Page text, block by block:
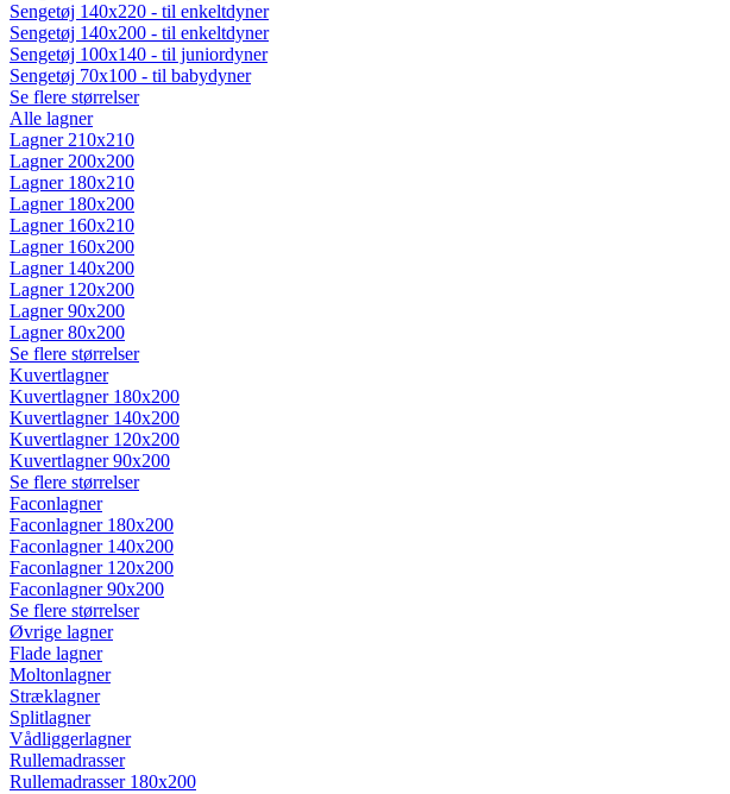
Sengetøj 140x220 - til enkeltdyner
Sengetøj 140x200 - til enkeltdyner
Sengetøj 100x140 - til juniordyner
Sengetøj 70x100 - til babydyner
Se flere størrelser
Alle lagner
Lagner 210x210
Lagner 200x200
Lagner 180x210
Lagner 180x200
Lagner 160x210
Lagner 160x200
Lagner 140x200
Lagner 120x200
Lagner 90x200
Lagner 80x200
Se flere størrelser
Kuvertlagner
Kuvertlagner 180x200
Kuvertlagner 140x200
Kuvertlagner 120x200
Kuvertlagner 90x200
Se flere størrelser
Faconlagner
Faconlagner 180x200
Faconlagner 140x200
Faconlagner 120x200
Faconlagner 90x200
Se flere størrelser
Øvrige lagner
Flade lagner
Moltonlagner
Stræklagner
Splitlagner
Vådliggerlagner
Rullemadrasser
Rullemadrasser 180x200